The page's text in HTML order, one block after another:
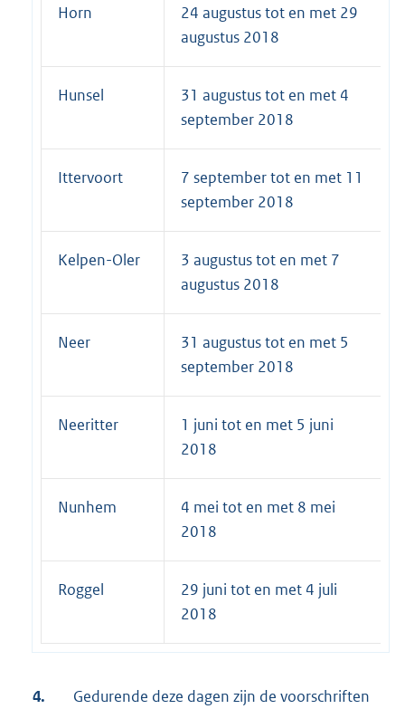
Horn
24 augustus tot en met 29
augustus 2018
Hunsel
31 augustus tot en met 4
september 2018
Ittervoort
7 september tot en met 11
september 2018
Kelpen-Oler
3 augustus tot en met 7
augustus 2018
Neer
31 augustus tot en met 5
september 2018
Neeritter
1 juni tot en met 5 juni
2018
Nunhem
4 mei tot en met 8 mei
2018
Roggel
29 juni tot en met 4 juli
2018
4. Gedurende deze dagen zijn de voorschriften